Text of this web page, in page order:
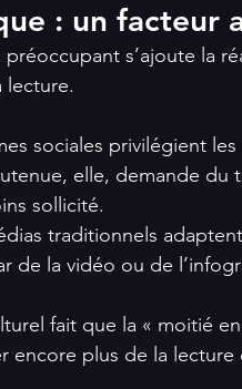
: un facteur
s’ajoute la
lecture.
sociales privilégient
elle, demande
sollicité.
traditionnels
de la vidéo ou de
fait que la « moitié
encore plus de la lecture